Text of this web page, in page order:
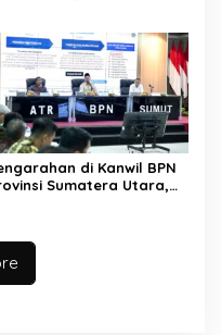
di Kanwil BPN
Sumatera Utara,